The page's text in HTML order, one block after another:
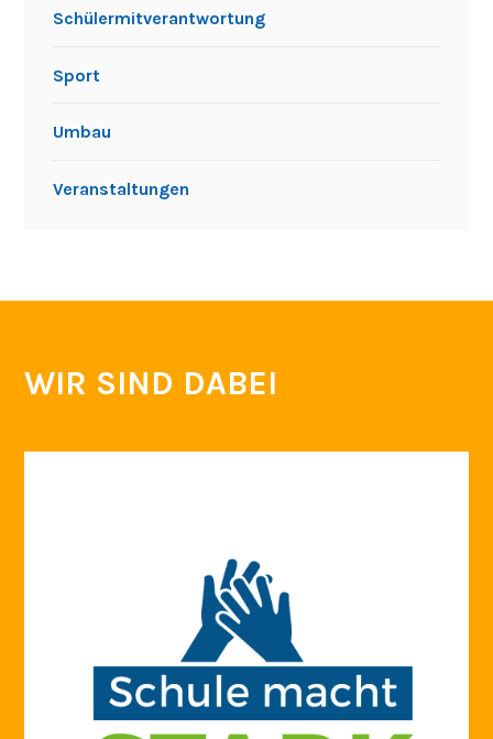
Schülermitverantwortung
Sport
Umbau
Veranstaltungen
WIR SIND DABEI